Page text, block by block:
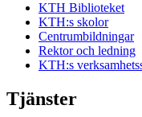
KTH Biblioteket
KTH:s skolor
Centrumbildningar
Rektor och ledning
KTH:s
Tjänster